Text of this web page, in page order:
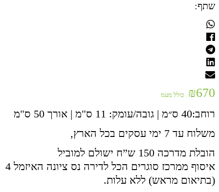
שתף:
₪670 כולל מעמ
רוחב:40 ס״מ | גובה/עומק: 11 ס"מ | אורך 50 ס"מ
משלוח עד 7 ימי עסקים בכל הארץ,
הובלת מדרכה 150 ש”ח ישולם למוביל
איסוף ממרכז סוגרים הכל לדירה נס ציונה האיזמל 4
(בתיאום מראש) ללא עלות.